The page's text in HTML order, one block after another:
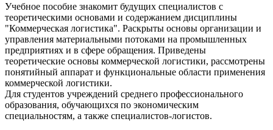
Учебное пособие знакомит будущих специалистов с
теоретическими основами и содержанием дисциплины
"Коммерческая логистика". Раскрыты основы организации и
управления материальными потоками на промышленных
предприятиях и в сфере обращения. Приведены
теоретические основы коммерческой логистики, рассмотрены
понятийный аппарат и функциональные области применения
коммерческой логистики.
Для студентов учреждений среднего профессионального
образования, обучающихся по экономическим
специальностям, а также специалистов-логистов.